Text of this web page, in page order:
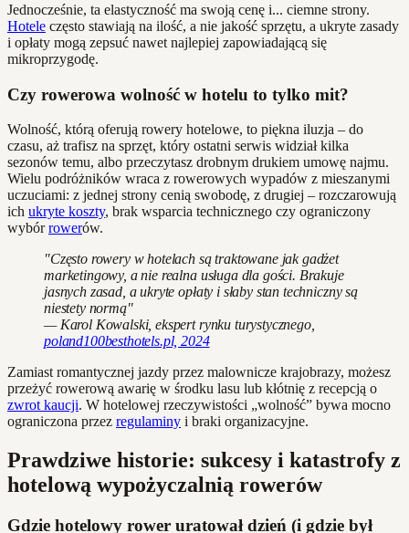
Jednocześnie, ta elastyczność ma swoją cenę i... ciemne strony.
Hotele często stawiają na ilość, a nie jakość sprzętu, a ukryte zasady
i opłaty mogą zepsuć nawet najlepiej zapowiadającą się
mikroprzygodę.
Czy rowerowa wolność w hotelu to tylko mit?
Wolność, którą oferują rowery hotelowe, to piękna iluzja – do
czasu, aż trafisz na sprzęt, który ostatni serwis widział kilka
sezonów temu, albo przeczytasz drobnym drukiem umowę najmu.
Wielu podróżników wraca z rowerowych wypadów z mieszanymi
uczuciami: z jednej strony cenią swobodę, z drugiej – rozczarowują
ich ukryte koszty, brak wsparcia technicznego czy ograniczony
wybórrowerów.
"Często rowery w hotelach są traktowane jak gadżet
marketingowy, a nie realna usługa dla gości. Brakuje
jasnych zasad, a ukryte opłaty i słaby stan techniczny są
niestety normą"
— Karol Kowalski, ekspert rynku turystycznego,
poland100besthotels.pl, 2024
Zamiast romantycznej jazdy przez malownicze krajobrazy, możesz
przeżyć rowerową awarię w środku lasu lub kłótnię z recepcją o
zwrot kaucji. W hotelowej rzeczywistości „wolność” bywa mocno
ograniczona przez regulaminy i braki organizacyjne.
Prawdziwe historie: sukcesy i katastrofy z
hotelową wypożyczalnią rowerów
Gdzie hotelowy rower uratował dzień (i gdzie był